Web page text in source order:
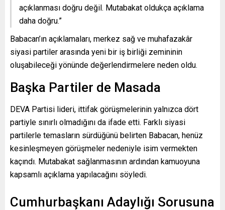
açıklanması doğru değil. Mutabakat oldukça açıklama
daha doğru.”
Babacan’ın açıklamaları, merkez sağ ve muhafazakâr
siyasi partiler arasında yeni bir iş birliği zemininin
oluşabileceği yönünde değerlendirmelere neden oldu.
Başka Partiler de Masada
DEVA Partisi lideri, ittifak görüşmelerinin yalnızca dört
partiyle sınırlı olmadığını da ifade etti. Farklı siyasi
partilerle temasların sürdüğünü belirten Babacan, henüz
kesinleşmeyen görüşmeler nedeniyle isim vermekten
kaçındı. Mutabakat sağlanmasının ardından kamuoyuna
kapsamlı açıklama yapılacağını söyledi.
Cumhurbaşkanı Adaylığı Sorusuna